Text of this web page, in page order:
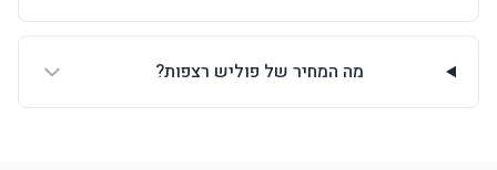
מה המחיר של פוליש רצפות?